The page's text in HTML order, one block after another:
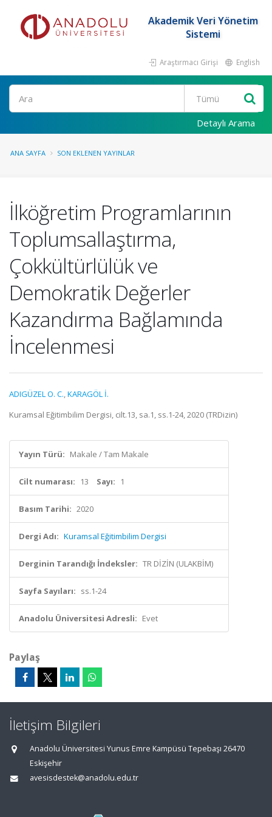
Akademik Veri Yönetim
Sistemi
Araştırmacı Girişi English
Ara
Detaylı Arama
ANA SAYFA SON EKLENEN YAYINLAR
İlköğretim Programlarının
Toplumsallaştırma,
Çokkültürlülük ve
Demokratik Değerler
Kazandırma Bağlamında
İncelenmesi
ADIGÜZEL O. C.,KARAGÖL İ.
Kuramsal Eğitimbilim Dergisi, cilt.13, sa.1, ss.1-24, 2020 (TRDizin)
Yayın Türü: Makale / Tam Makale
Cilt numarası: 13 Sayı: 1
Basım Tarihi: 2020
Dergi Adı: Kuramsal Eğitimbilim Dergisi
Derginin Tarandığı İndeksler: TR DİZİN (ULAKBİM)
Sayfa Sayıları: ss.1-24
Anadolu Üniversitesi Adresli: Evet
Paylaş
İletişim Bilgileri
Anadolu Üniversitesi Yunus Emre Kampüsü Tepebaşı 26470
Eskişehir
avesisdestek@anadolu.edu.tr